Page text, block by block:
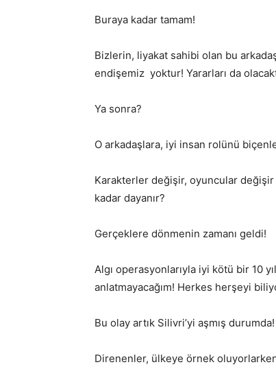
Buraya kadar tamam!
Bizlerin, liyakat sahibi olan bu
endişemiz yoktur! Yararları da
Ya sonra?
O arkadaşlara, iyi insan rolünü
Karakterler değişir, oyuncular
kadar dayanır?
Gerçeklere dönmenin zamanı geldi!
Algı operasyonlarıyla iyi kötü bir 10
anlatmayacağım! Herkes herşeyi
Bu olay artık Silivri’yi aşmış durumda!
Direnenler, ülkeye örnek